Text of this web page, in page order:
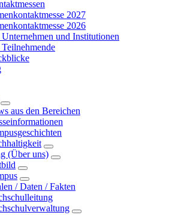
2027
2026
und Institutionen
aus den Bereichen
(Über uns)
/ Daten / Fakten